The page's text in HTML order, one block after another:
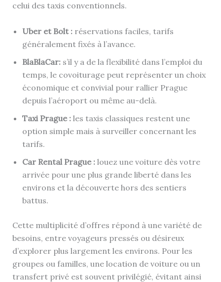
celui des taxis conventionnels.
Uber et Bolt :réservations faciles, tarifs
généralement fixés à l’avance.
BlaBlaCar:s’il y a de la flexibilité dans l’emploi du
temps, le covoiturage peut représenter un choix
économique et convivial pour rallier Prague
depuis l’aéroport ou même au-delà.
Taxi Prague :les taxis classiques restent une
option simple mais à surveiller concernant les
tarifs.
Car Rental Prague :louez une voiture dès votre
arrivée pour une plus grande liberté dans les
environs et la découverte hors des sentiers
battus.
Cette multiplicité d’offres répond à une variété de
besoins, entre voyageurs pressés ou désireux
d’explorer plus largement les environs. Pour les
groupes ou familles, une location de voiture ou un
transfert privé est souvent privilégié, évitant ainsi